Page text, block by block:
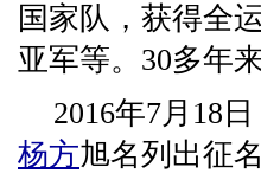
国家队，获得全
亚军等。30多年
2016年7月18
杨方旭名列出征名